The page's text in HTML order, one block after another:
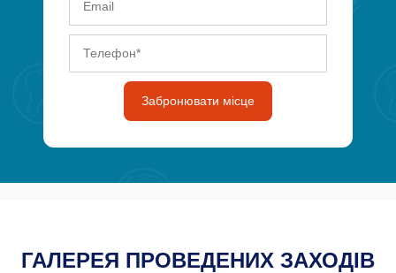
Забронювати місце
ГАЛЕРЕЯ ПРОВЕДЕНИХ ЗАХОДІВ